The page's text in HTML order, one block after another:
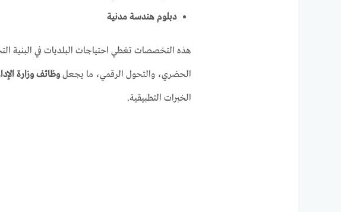
دبلوم هندسة مدنية
هذه التخصصات تغطي احتياجات البلديات في البنية
الحضري، والتحول الرقمي، ما يجعلوظائف وزارة
الخبرات التطبيقية.